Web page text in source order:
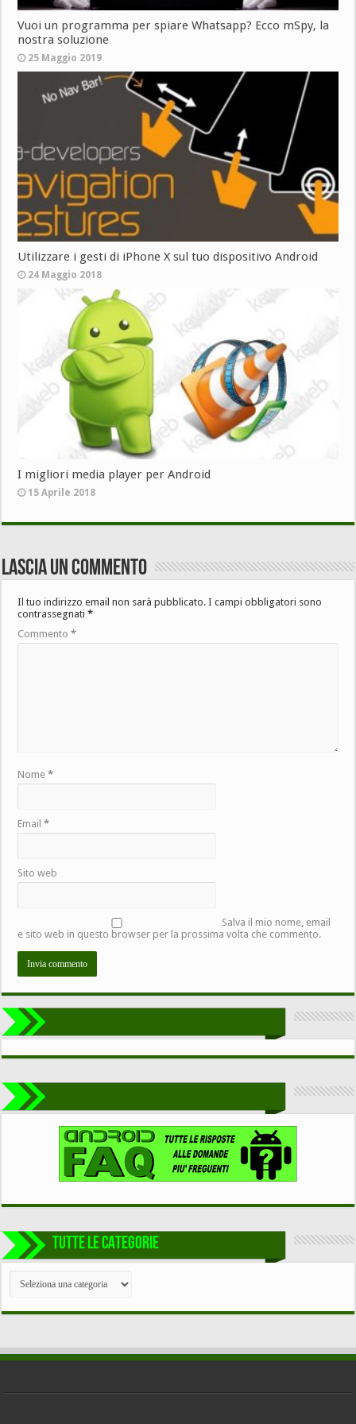
Vuoi un programma per spiare Whatsapp? Ecco mSpy, la
nostra soluzione
25 Maggio 2019
Utilizzare i gesti di iPhone X sul tuo dispositivo Android
24 Maggio 2018
I migliori media player per Android
15 Aprile 2018
Lascia un commento
Il tuo indirizzo email non sarà pubblicato. I campi obbligatori sono
contrassegnati*
Commento*
Nome*
Email*
Sito web
Salva il mio nome, email
e sito web in questo browser per la prossima volta che commento.
TUTTE LE CATEGORIE
TUTTE
CATEGORIE